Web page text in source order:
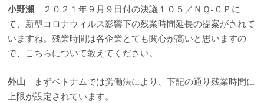
小野瀬 ２０２１年９月９日付の決議１０５／ＮＱ-ＣＰに
て、新型コロナウィルス影響下の残業時間延長の提案がされて
いますね。残業時間は各企業とても関心が高いと思いますの
で、こちらについて教えてください。
外山 まずベトナムでは労働法により、下記の通り残業時間に
上限が設定されています。